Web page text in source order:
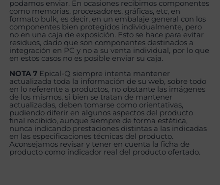
podamos enviar. En ocasiones recibimos componentes
como memorias, procesadores, gráficas, etc, en
formato bulk, es decir, en un embalaje general con los
componentes bien protegidos individualmente, pero
no en una caja de exposición. Esto se hace para evitar
residuos, dado que son componentes destinados a
integración en PC y no a su venta individual, por lo que
en estos casos no es posible enviar su caja.
NOTA 7 Epical-Q siempre intenta mantener
actualizada toda la información de su web, sobre todo
en lo referente a productos, no obstante las imágenes
de los mismos, si bien se tratan de mantener
actualizadas, deben tomarse como orientativas,
pudiendo diferir en algunos aspectos del producto
final recibido, aunque siempre de forma estética,
nunca indicando prestaciones distintas a las indicadas
en las especificaciones técnicas del producto.
Aconsejamos revisar y tener en cuenta la ficha de
producto como indicador real del producto ofertado.